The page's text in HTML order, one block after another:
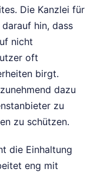
Die Kanzlei für
hin, dass
nicht
oft
birgt.
dazu
zu
zu schützen.
die Einhaltung
eng mit